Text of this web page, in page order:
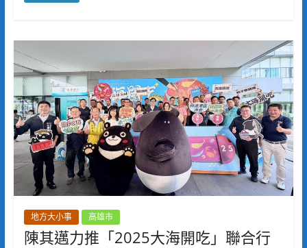
地方大小事 高雄市
陳其邁力推「2025大海開吃」聯合行